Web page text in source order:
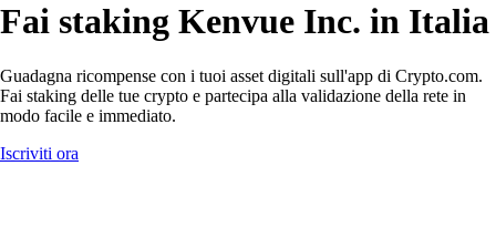
Fai staking Kenvue Inc. in Italia
Guadagna ricompense con i tuoi asset digitali sull'app di Crypto.com.
Fai staking delle tue crypto e partecipa alla validazione della rete in
modo facile e immediato.
Iscriviti ora